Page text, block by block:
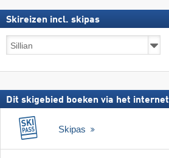
Skireizen incl. skipas
Skireizen
incl.
Dit skigebied boeken via het internet
Skipas